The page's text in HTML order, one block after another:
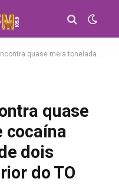
de cocaína enterrada e prende dois suspeitos no interior do TO
quase
cocaína
dois
do TO